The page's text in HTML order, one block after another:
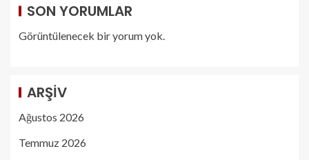
SON YORUMLAR
Görüntülenecek bir yorum yok.
ARŞIV
Ağustos 2026
Temmuz 2026